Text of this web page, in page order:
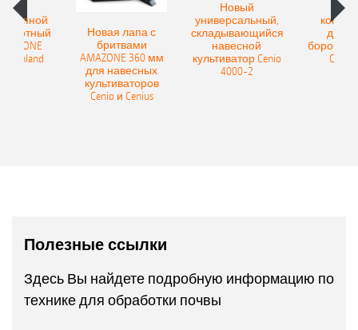
Onland
Новая лапа с
бритвами
AMAZONE 360 мм
для навесных
культиваторов
Cenio и Cenius
Новый
универсальный,
складывающийся
навесной
культиватор Cenio
4000-2
бороны
Полезные ссылки
Здесь Вы найдете подробную информацию по
технике для обработки почвы